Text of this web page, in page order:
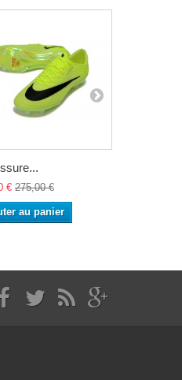
€ 275,00 €
au panier